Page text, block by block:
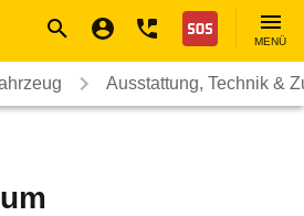
Nothilfe
MENÜ
Ausstattung, Technik &